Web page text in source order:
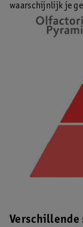
waarschijnlijk je